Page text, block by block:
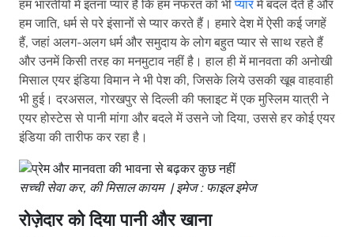
हम भारतीयों में इतना प्यार है कि हम नफरत को भीप्यारमें बदल देते हैं और
हम जाति, धर्म से परे इंसानों से प्यार करते हैं। हमारे देश में ऐसी कई जगहें
हैं, जहां अलग-अलग धर्म और समुदाय के लोग बहुत प्यार से साथ रहते हैं
और उनमें किसी तरह का मनमुटाव नहीं है। हाल ही में मानवता की अनोखी
मिसाल एयर इंडिया विमान ने भी पेश की, जिसके लिये उसकी खूब वाहवाही
भी हुई। दरअसल, गोरखपुर से दिल्ली की फ्लाइट में एक मुस्लिम यात्री ने
एयर होस्टेस से पानी मांगा और बदले में उसने जो दिया, उससे हर कोई एयर
इंडिया की तारीफ कर रहा है।
सच्ची सेवा कर, की मिसाल कायम | इमेज : फाइल इमेज
रोज़ेदार को दिया पानी और खाना